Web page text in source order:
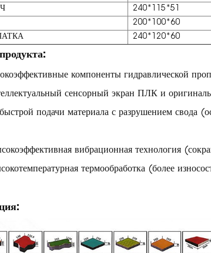
240*115*51
200*100*60
240*120*60
компоненты гидравлической
сенсорный экран ПЛК и
подачи материала с разрушением свода
вибрационная технология
термообработка (более